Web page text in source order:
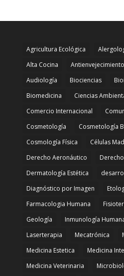
Agricultura Ecológica
Alta Cocina
Antienvejecimiento
Audiología
Biociencias
Biomedicina
Ciencias
Comercio Internacional
Cosmetología
Cosmetología
Cosmología Física
Células
Derecho Aeronáutico
Dermatología Estética
Diagnóstico por Imagen
Farmacologia Humana
Geología
Inmunología
Laserterapia
Mecatrónica
Medicina Estetica
Medicina
Medicina Veterinaria